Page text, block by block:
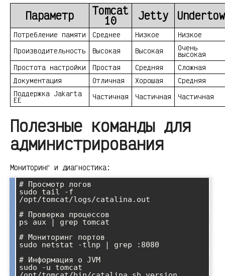
Параметр Tomcat
10 Jetty Undertow
Потребление памяти Среднее Низкое
Низкое
Производительность
Высокая Высокая Очень
высокая
Простота настройки
Простая Средняя
Сложная
Документация
Отличная Хорошая
Средняя
Поддержка Jakarta
EE Частичная Частичная Частичная
Полезные команды для
администрирования
Мониторинг и диагностика:
# Просмотр логов
sudo tail -f
/opt/tomcat/logs/catalina.out
# Проверка процессов
ps aux | grep tomcat
# Мониторинг портов
sudo netstat -tlnp | grep :8080
# Информация о JVM
sudo -u tomcat